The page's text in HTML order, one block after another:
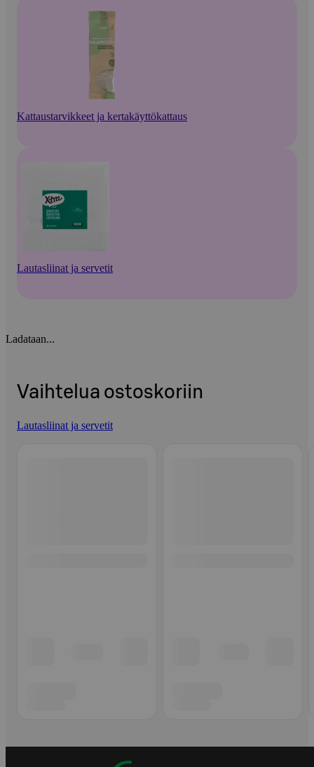
Kattaustarvikkeet ja kertakäyttökattaus
Lautasliinat ja servetit
Ladataan...
Vaihtelua ostoskoriin
Lautasliinat ja servetit